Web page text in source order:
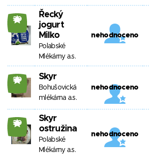
30
Řecký
jogurt
Milko
Polabské
Mlékárny a.s.
nehodnoceno
30 Skyr
Bohušovická
mlékárna a.s.
nehodnoceno
30
Skyr
ostružina
Polabské
Mlékárny a.s.
nehodnoceno